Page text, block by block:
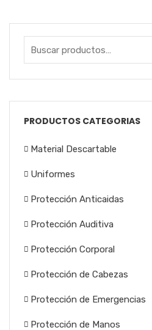
PRODUCTOS CATEGORIAS
Material Descartable
Uniformes
Protección Anticaidas
Protección Auditiva
Protección Corporal
Protección de Cabezas
Protección de Emergencias
Protección de Manos